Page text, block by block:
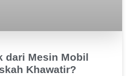
dari Mesin Mobil
Khawatir?